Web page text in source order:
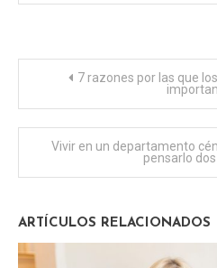
Navegación
de
entradas
7 razones por las que
Vivir en un departamento
pensarlo
ARTÍCULOS RELACIONADOS